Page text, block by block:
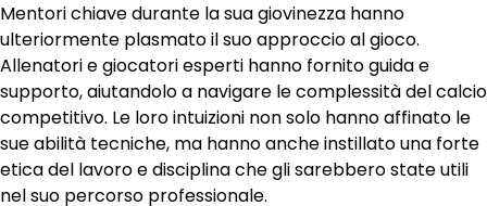
Mentori chiave durante la sua giovinezza hanno
ulteriormente plasmato il suo approccio al gioco.
Allenatori e giocatori esperti hanno fornito guida e
supporto, aiutandolo a navigare le complessità del calcio
competitivo. Le loro intuizioni non solo hanno affinato le
sue abilità tecniche, ma hanno anche instillato una forte
etica del lavoro e disciplina che gli sarebbero state utili
nel suo percorso professionale.